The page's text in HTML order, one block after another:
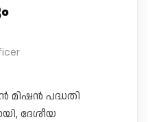
മിഷൻ പദ്ധതി
ദേശീയ